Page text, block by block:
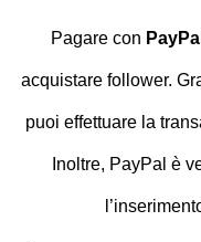
Pagare con PayPal
acquistare follower.
puoi effettuare la
Inoltre, PayPal è